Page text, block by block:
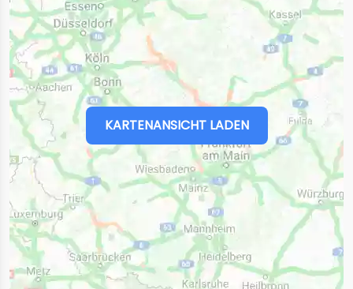
KARTENANSICHT LADEN